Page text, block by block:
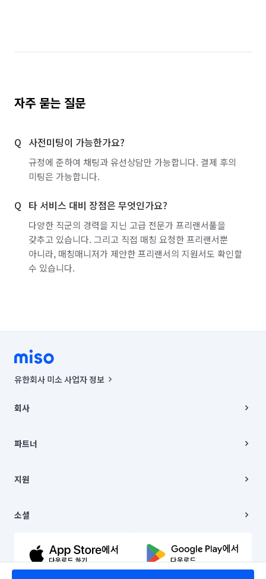
자주 묻는 질문
사전미팅이 가능한가요?
규정에 준하여 채팅과 유선상담만 가능합니다. 결제 후의
미팅은 가능합니다.
타 서비스 대비 장점은 무엇인가요?
다양한 직군의 경력을 지닌 고급 전문가 프리랜서풀을
갖추고 있습니다. 그리고 직접 매칭 요청한 프리랜서뿐
아니라, 매칭매니저가 제안한 프리랜서의 지원서도 확인할
수 있습니다.
유한회사 미소 사업자 정보
00019 |
주소 | 본사: 서울특별시 종로구 율곡로 6(중학동, 트윈트리빌딩) B동 5층
컨택센터 : 서울특별시 종로구 수송동 율곡로 24, 7층, 8층 미소
상품, 상품정보, 거래에 관한 의무와 책임은 거래당사자에게 있습니다.
언론 보도 관련 문의:
© 유한회사 미소. Miso, Inc. All Rights Reserved.
회사
채용
파트너
이사
지원
이용약관
문의하기
소셜
유튜브